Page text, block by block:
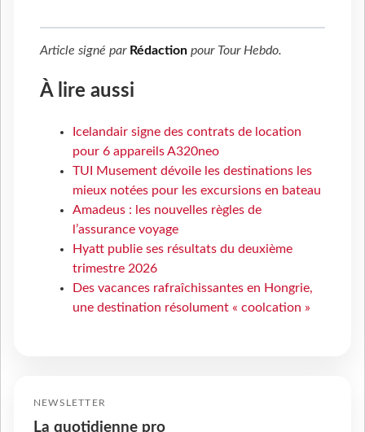
Article signé par Rédaction pour Tour Hebdo.
À lire aussi
Icelandair signe des contrats de location
pour 6 appareils A320neo
TUI Musement dévoile les destinations les
mieux notées pour les excursions en bateau
Amadeus : les nouvelles règles de
l’assurance voyage
Hyatt publie ses résultats du deuxième
trimestre 2026
Des vacances rafraîchissantes en Hongrie,
une destination résolument « coolcation »
NEWSLETTER
La quotidienne pro